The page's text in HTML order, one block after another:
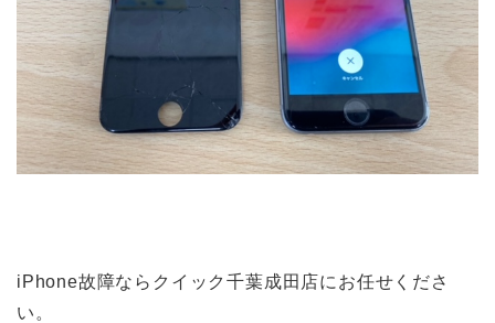
iPhone故障ならクイック千葉成田店にお任せくださ
い。